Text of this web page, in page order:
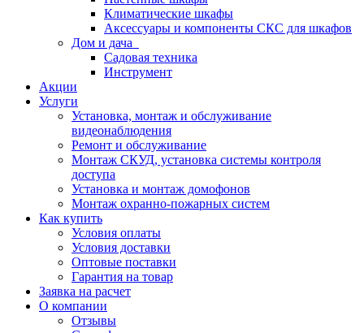
Климатические шкафы
Аксессуары и компоненты СКС для шкафов
Дом и дача
Садовая техника
Инструмент
Акции
Услуги
Установка, монтаж и обслуживание
видеонаблюдения
Ремонт и обслуживание
Монтаж СКУД, установка системы контроля
доступа
Установка и монтаж домофонов
Монтаж охранно-пожарных систем
Как купить
Условия оплаты
Условия доставки
Оптовые поставки
Гарантия на товар
Заявка на расчет
О компании
Отзывы